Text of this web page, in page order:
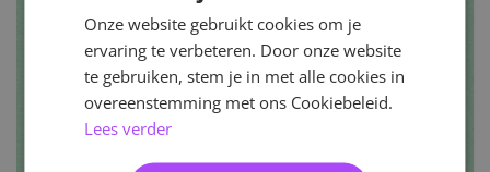
Onze website gebruikt cookies om je
ervaring te verbeteren. Door onze website
te gebruiken, stem je in met alle cookies in
overeenstemming met ons Cookiebeleid.
Lees verder